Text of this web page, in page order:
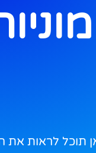
תוכל לראות את